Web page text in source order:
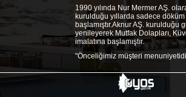
1990 yılında Nur Mermer AŞ.
kurulduğu yıllarda sadece
başlamıştır.Aknur AŞ. kurulduğu
yenileyerek Mutfak Dolapları,
imalatına başlamıştır.
"Önceliğimiz müşteri